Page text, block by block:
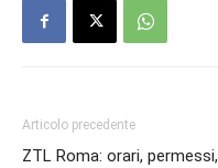
Articolo precedente
ZTL Roma: orari, permessi,